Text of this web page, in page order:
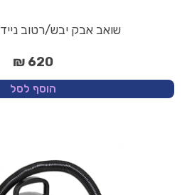
שואב אבק יבש/רטוב נייד 1000 וואט
620 ₪
הוסף לסל